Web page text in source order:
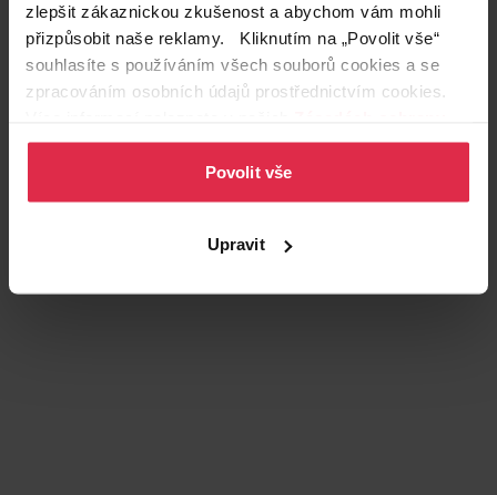
zlepšit zákaznickou zkušenost a abychom vám mohli
přizpůsobit naše reklamy. Kliknutím na „Povolit vše“
souhlasíte s používáním všech souborů cookies a se
zpracováním osobních údajů prostřednictvím cookies.
osobních údajů.
Povolit vše
Upravit